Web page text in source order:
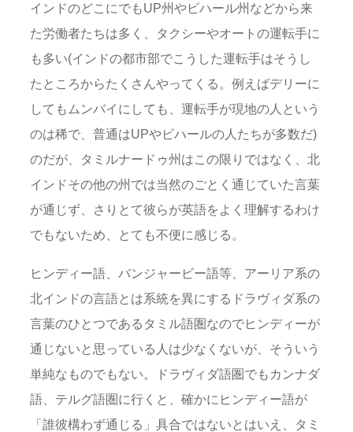
インドのどこにでもUP州やビハール州などから来
た労働者たちは多く、タクシーやオートの運転手に
も多い(インドの都市部でこうした運転手はそうし
たところからたくさんやってくる。例えばデリーに
してもムンバイにしても、運転手が現地の人という
のは稀で、普通はUPやビハールの人たちが多数だ)
のだが、タミルナードゥ州はこの限りではなく、北
インドその他の州では当然のごとく通じていた言葉
が通じず、さりとて彼らが英語をよく理解するわけ
でもないため、とても不便に感じる。
ヒンディー語、バンジャービー語等、アーリア系の
北インドの言語とは系統を異にするドラヴィダ系の
言葉のひとつであるタミル語圏なのでヒンディーが
通じないと思っている人は少なくないが、そういう
単純なものでもない。ドラヴィダ語圏でもカンナダ
語、テルグ語圏に行くと、確かにヒンディー語が
「誰彼構わず通じる」具合ではないとはいえ、タミ